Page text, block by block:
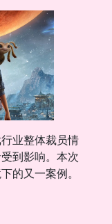
业整体裁员情
到影响。本次
的又一案例。